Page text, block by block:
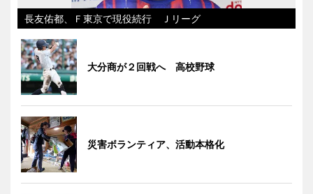
長友佑都、Ｆ東京で現役続行 Ｊリーグ
大分商が２回戦へ 高校野球
災害ボランティア、活動本格化